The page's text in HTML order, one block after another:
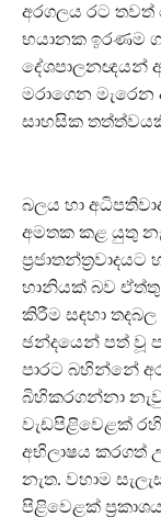
අරගලය රට
භයානක ඉරණම
දේශපාලනඥයන්
මරාගෙන
සාහසික
බලය හා
අමතක කළ යුතු
හානියක් බව
කිරීම සඳහා
ඡන්දයෙන් පත් වූ
පාරට බහින්නේ
බිහිකරගන්නා
වැඩපිළිවෙළක්
අභිලාෂය කරගත්
නැත. වහාම
පිළිවෙළක්